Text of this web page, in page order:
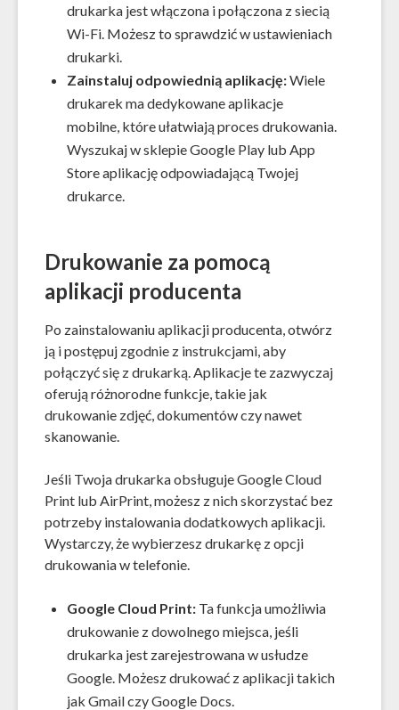
drukarka jest włączona i połączona z siecią
Wi-Fi. Możesz to sprawdzić w ustawieniach
drukarki.
Zainstaluj odpowiednią aplikację:Wiele
drukarek ma dedykowane aplikacje
mobilne, które ułatwiają proces drukowania.
Wyszukaj w sklepie Google Play lub App
Store aplikację odpowiadającą Twojej
drukarce.
Drukowanie za pomocą
aplikacji producenta
Po zainstalowaniu aplikacji producenta, otwórz
ją i postępuj zgodnie z instrukcjami, aby
połączyć się z drukarką. Aplikacje te zazwyczaj
oferują różnorodne funkcje, takie jak
drukowanie zdjęć, dokumentów czy nawet
skanowanie.
Jeśli Twoja drukarka obsługuje Google Cloud
Print lub AirPrint, możesz z nich skorzystać bez
potrzeby instalowania dodatkowych aplikacji.
Wystarczy, że wybierzesz drukarkę z opcji
drukowania w telefonie.
Google Cloud Print: Ta funkcja umożliwia
drukowanie z dowolnego miejsca, jeśli
drukarka jest zarejestrowana w usłudze
Google. Możesz drukować z aplikacji takich
jak Gmail czy Google Docs.